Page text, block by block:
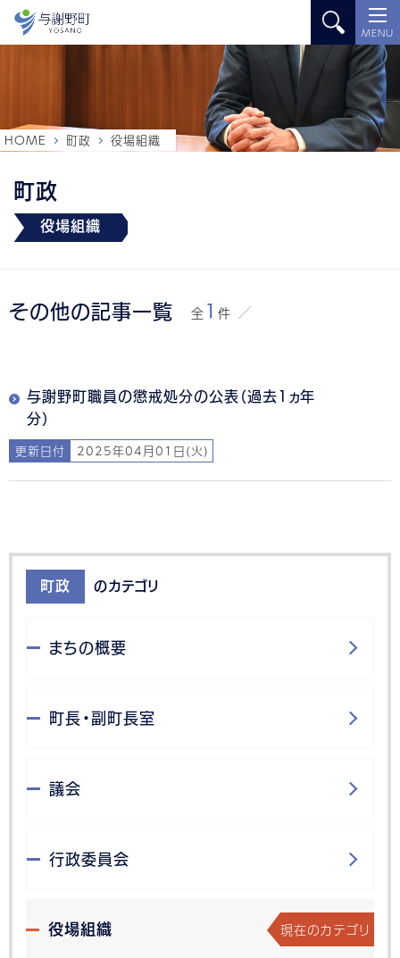
MENU
町政
役場組織
HOME 町政 役場組織
その他の記事一覧 全 1 件
与謝野町職員の懲戒処分の公表（過去1ヵ年
分）
更新日付 2025年04月01日(火)
町政 のカテゴリ
まちの概要
町長・副町長室
議会
行政委員会
役場組織 現在のカテゴリ